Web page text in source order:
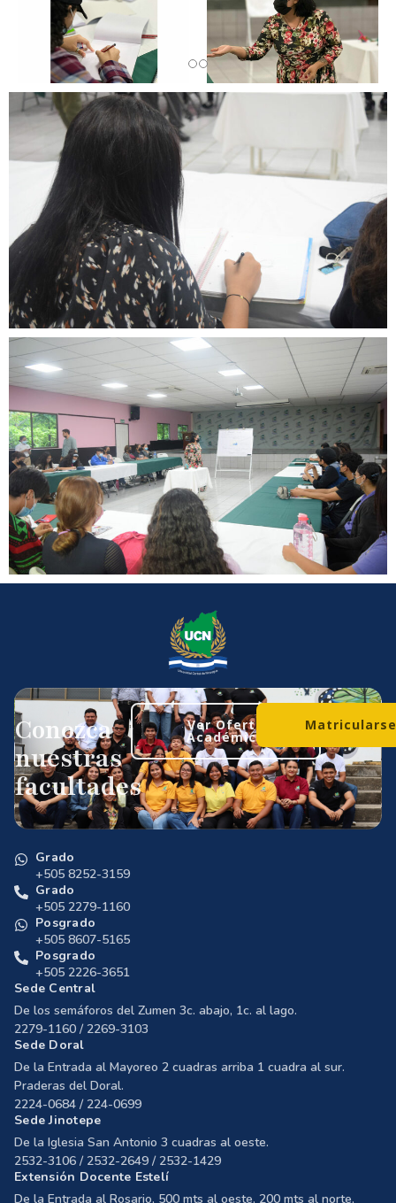
Conozca
nuestras
facultades
Ver Oferta
Académica
Grado
+505 8252-3159
Grado
+505 2279-1160
Posgrado
+505 8607-5165
Posgrado
+505 2226-3651
Sede Central
De los semáforos del Zumen 3c. abajo, 1c. al lago.
2279-1160 / 2269-3103
Sede Doral
De la Entrada al Mayoreo 2 cuadras arriba 1 cuadra al sur.
Praderas del Doral.
2224-0684 / 224-0699
Sede Jinotepe
De la Iglesia San Antonio 3 cuadras al oeste.
2532-3106 / 2532-2649 / 2532-1429
Extensión Docente Estelí
De la Entrada al Rosario, 500 mts al oeste, 200 mts al norte,